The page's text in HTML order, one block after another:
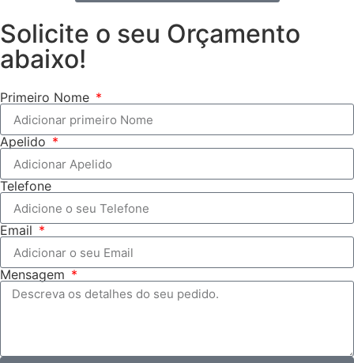
Solicite o seu Orçamento
abaixo!
Primeiro Nome
Apelido
Telefone
Email
Mensagem